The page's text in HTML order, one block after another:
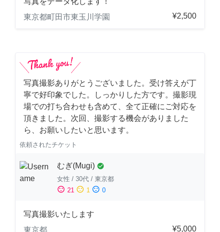
東京都町田市東玉川学園
¥2,500
写真撮影ありがとうございました。受け答えが丁
寧で好印象でした。しっかりした方です。撮影現
場での打ち合わせも含めて、全て正確にご対応を
頂きました。次回、撮影する機会がありました
ら、お願いしたいと思います。
依頼されたチケット
むぎ(Mugi) check_circle
女性 / 30代 / 東京都
sentiment_satisfied 21 sentiment_neutral 1 sentiment_dissatisfied 0
写真撮影いたします
東京都
¥5,000